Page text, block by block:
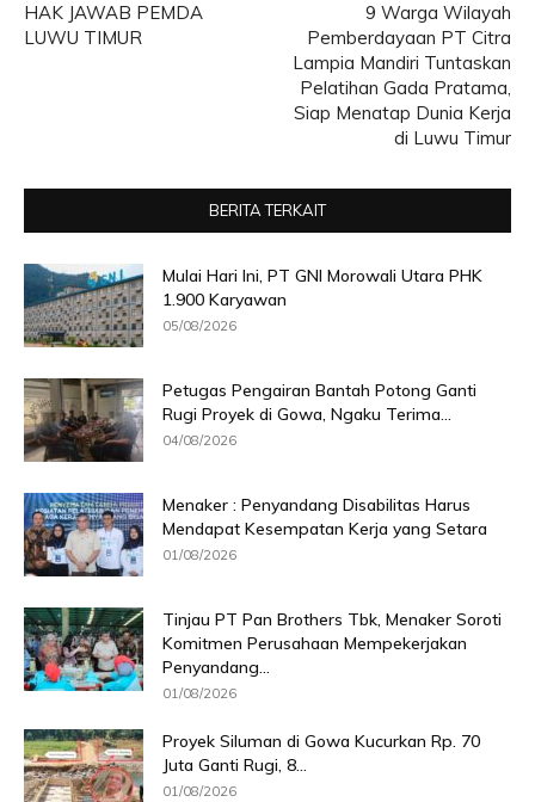
HAK JAWAB PEMDA
LUWU TIMUR
9 Warga Wilayah
Pemberdayaan PT Citra
Lampia Mandiri Tuntaskan
Pelatihan Gada Pratama,
Siap Menatap Dunia Kerja
di Luwu Timur
BERITA TERKAIT
Mulai Hari Ini, PT GNI Morowali Utara PHK
1.900 Karyawan
05/08/2026
Petugas Pengairan Bantah Potong Ganti
Rugi Proyek di Gowa, Ngaku Terima...
04/08/2026
Menaker : Penyandang Disabilitas Harus
Mendapat Kesempatan Kerja yang Setara
01/08/2026
Tinjau PT Pan Brothers Tbk, Menaker Soroti
Komitmen Perusahaan Mempekerjakan
Penyandang...
01/08/2026
Proyek Siluman di Gowa Kucurkan Rp. 70
Juta Ganti Rugi, 8...
01/08/2026